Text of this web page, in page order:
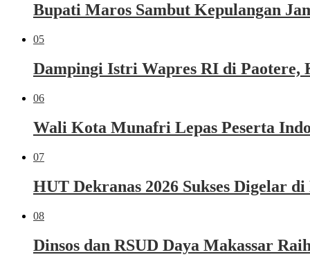
Bupati Maros Sambut Kepulangan
05
Dampingi Istri Wapres RI di
06
Wali Kota Munafri Lepas Peserta
07
HUT Dekranas 2026 Sukses Digelar
08
Dinsos dan RSUD Daya Makassar